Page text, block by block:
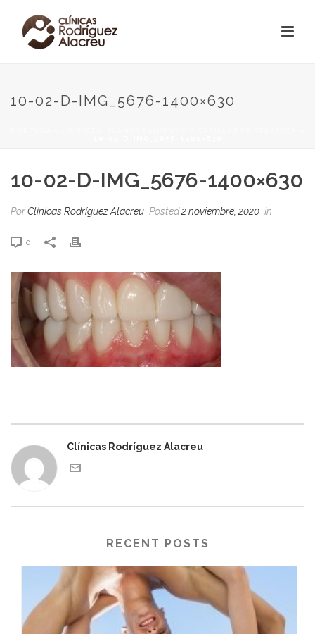
10-02-D-IMG_5676-1400×630
10-02-D-IMG_5676-1400×630
PorClínicas Rodríguez Alacreu Posted2 noviembre, 2020 In
0
Clínicas Rodríguez Alacreu
RECENT POSTS